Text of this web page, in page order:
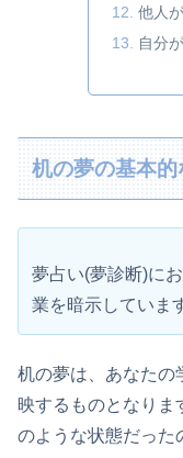
他人
自分
机の夢の基本的
夢占い(夢診断)に
業を暗示していま
机の夢は、あなたの
映するものとなりま
のような状態だった